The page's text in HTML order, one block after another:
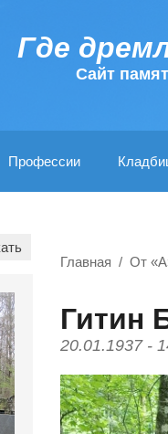
Где
Cайт
Профессии
Главная От
Гитин
20.01.1937 -